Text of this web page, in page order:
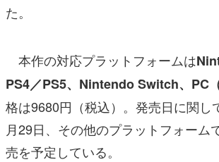
た。
本作の対応プラットフォームは
PS4／PS5、Nintendo Switch、PC
格は9680円（税込）。発売日に関し
月29日、その他のプラットフォーム
売を予定している。